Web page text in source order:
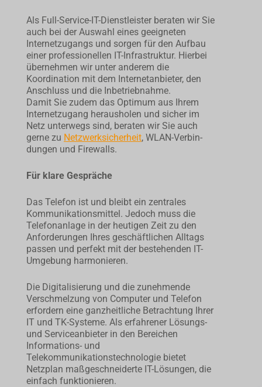
Als Full-Service-IT-Dienstleister beraten wir Sie
auch bei der Aus­wahl eines geeigneten
Internet­zugangs und sorgen für den Aufbau
einer professionellen IT-Infra­struktur. Hierbei
übernehmen wir unter anderem die
Koordination mit dem Internetanbieter, den
Anschluss und die Inbetriebnahme.
Damit Sie zudem das Optimum aus Ihrem
Internetzugang herausholen und sicher im
Netz unterwegs sind, beraten wir Sie auch
gerne zu Netz­werksicherheit, WLAN-Verbin­
dungen und Firewalls.
Für klare Gespräche
Das Telefon ist und bleibt ein zentrales
Kommunikationsmittel. Jedoch muss die
Telefonanlage in der heutigen Zeit zu den
Anforde­rungen Ihres geschäftlichen Alltags
passen und perfekt mit der beste­henden IT-
Umge­bung harmonieren.
Die Digitalisierung und die zuneh­mende
Verschmelzung von Computer und Telefon
erfordern eine ganzheitliche Betrachtung Ihrer
IT und TK-Systeme. Als erfahrener Lösungs-
und Serviceanbieter in den Bereichen
Informations- und
Telekommunikationstechnologie bietet
Netzplan maßgeschneiderte IT-Lösungen, die
einfach funktionieren.